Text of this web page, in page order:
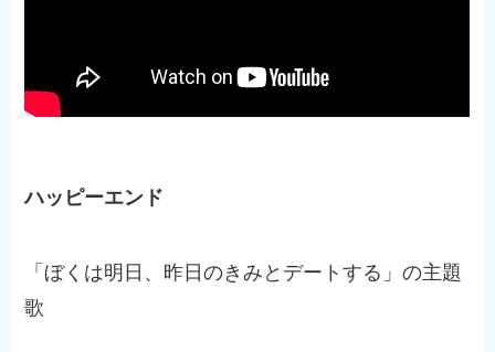
ハッピーエンド
「ぼくは明日、昨日のきみとデートする」の主題
歌